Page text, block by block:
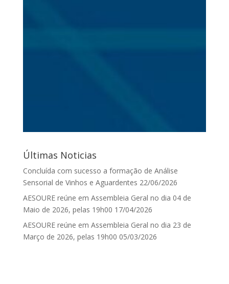
Últimas Noticias
Concluída com sucesso a formação de Análise
Sensorial de Vinhos e Aguardentes 22/06/2026
AESOURE reúne em Assembleia Geral no dia 04 de
Maio de 2026, pelas 19h00 17/04/2026
AESOURE reúne em Assembleia Geral no dia 23 de
Março de 2026, pelas 19h00 05/03/2026